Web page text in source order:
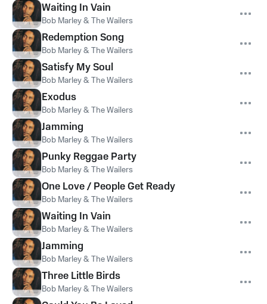
Waiting In Vain
Bob Marley & The Wailers
Redemption Song
Bob Marley & The Wailers
Satisfy My Soul
Bob Marley & The Wailers
Exodus
Bob Marley & The Wailers
Jamming
Bob Marley & The Wailers
Punky Reggae Party
Bob Marley & The Wailers
One Love / People Get Ready
Bob Marley & The Wailers
Waiting In Vain
Bob Marley & The Wailers
Jamming
Bob Marley & The Wailers
Three Little Birds
Bob Marley & The Wailers